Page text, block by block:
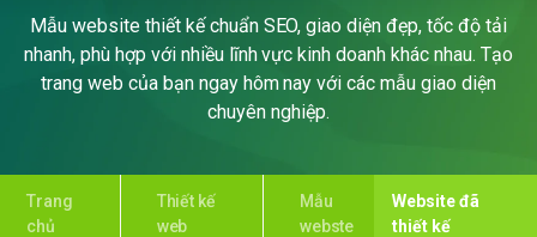
Mẫu website thiết kế chuẩn SEO, giao diện đẹp, tốc độ tải
nhanh, phù hợp với nhiều lĩnh vực kinh doanh khác nhau. Tạo
trang web của bạn ngay hôm nay với các mẫu giao diện
chuyên nghiệp.
Trang
chủ
Thiết kế
web
Mẫu
webste
Website đã
thiết kế